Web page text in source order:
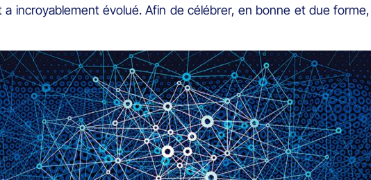
incroyablement évolué. Afin de célébrer, en bonne et due